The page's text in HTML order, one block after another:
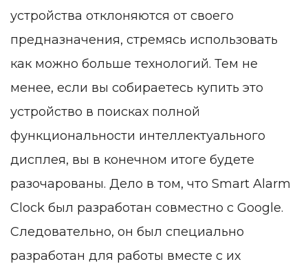
устройства отклоняются от своего
предназначения, стремясь использовать
как можно больше технологий. Тем не
менее, если вы собираетесь купить это
устройство в поисках полной
функциональности интеллектуального
дисплея, вы в конечном итоге будете
разочарованы. Дело в том, что Smart Alarm
Clock был разработан совместно с Google.
Следовательно, он был специально
разработан для работы вместе с их